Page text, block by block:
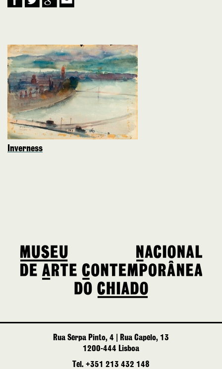
Inverness
Rua Serpa Pinto, 4 | Rua Capelo, 13
1200-444 Lisboa
Tel. +351 213 432 148